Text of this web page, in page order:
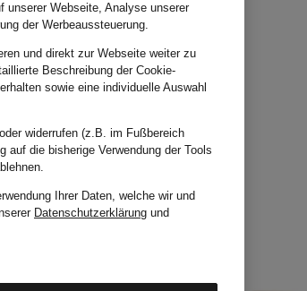
unserer Webseite, Analyse unserer
der Werbeaussteuerung.
und direkt zur Webseite weiter zu
Beschreibung der Cookie-
sowie eine individuelle Auswahl
widerrufen (z.B. im Fußbereich
auf die bisherige Verwendung der Tools
Ihrer Daten, welche wir und
Datenschutzerklärung und